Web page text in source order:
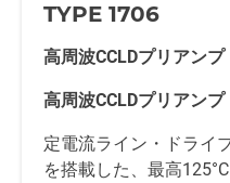
TYPE 1706
高周波CCLDプリアンプ
高周波CCLDプリアンプ
定電流ライン・ドライ
を搭載した、最高